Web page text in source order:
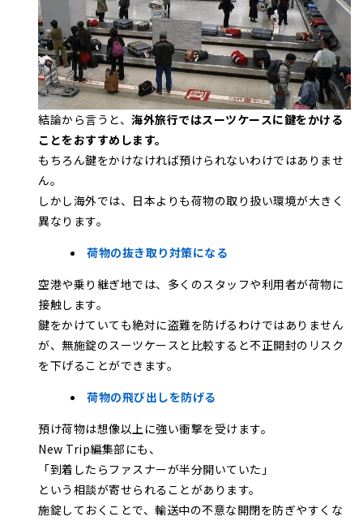
結論から言うと、 海外旅行ではスーツケースに鍵をかける
ことをおすすめします。
もちろん鍵をかけなければ預けられないわけではありませ
ん。
しかし海外では、日本よりも荷物の取り扱い環境が大きく
異なります。
荷物の抜き取り対策になる
空港や乗り継ぎ地では、多くのスタッフや利用者が荷物に
接触します。
鍵をかけていても絶対に盗難を防げるわけではありません
が、無施錠のスーツケースと比較すると不正開封のリスク
を下げることができます。
荷物の飛び出しを防げる
預け荷物は想像以上に強い衝撃を受けます。
New Trip編集部にも、
「到着したらファスナーが半分開いていた」
という相談が寄せられることがあります。
施錠しておくことで、輸送中の不意な開閉を防ぎやすくな